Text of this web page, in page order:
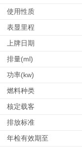
使用性质
表显里程
上牌日期
排量(ml)
功率(kw)
燃料种类
核定载客
排放标准
年检有效期至